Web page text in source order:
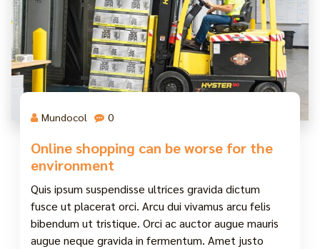
Mundocol 0
Online shopping can be worse for the
environment
Quis ipsum suspendisse ultrices gravida dictum
fusce ut placerat orci. Arcu dui vivamus arcu felis
bibendum ut tristique. Orci ac auctor augue mauris
augue neque gravida in fermentum. Amet justo